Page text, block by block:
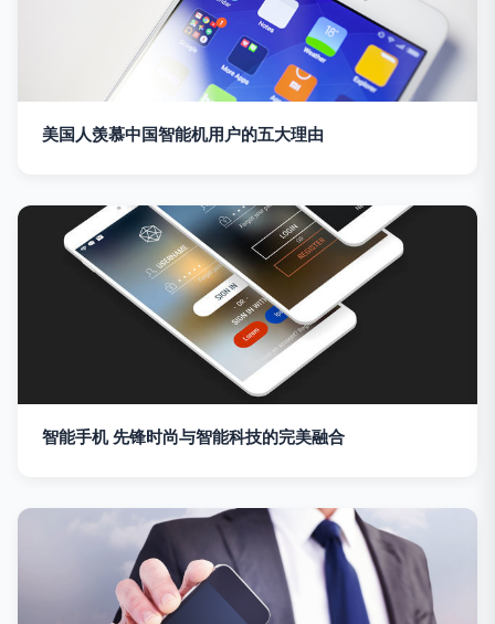
美国人羡慕中国智能机用户的五大理由
智能手机 先锋时尚与智能科技的完美融合